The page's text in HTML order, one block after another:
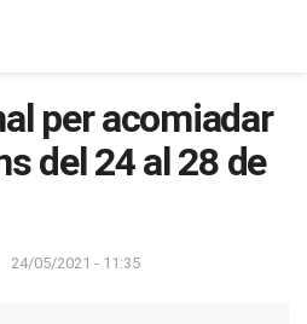
per acomiadar
del 24 al 28 de
24/05/2021 - 11:35